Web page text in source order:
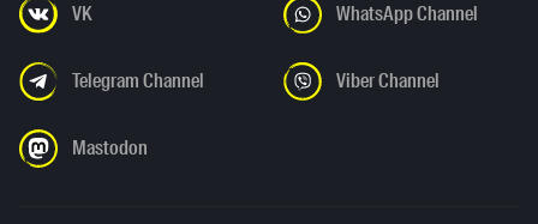
VK WhatsApp Channel
Telegram Channel Viber Channel
Mastodon